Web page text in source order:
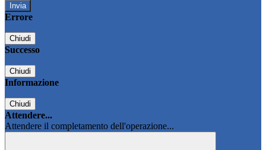
Errore
Chiudi
Successo
Chiudi
Informazione
Chiudi
Attendere...
Attendere il completamento dell'operazione...